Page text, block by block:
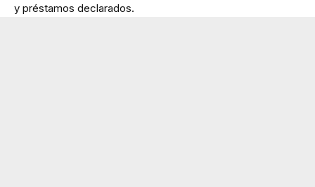
y préstamos declarados.